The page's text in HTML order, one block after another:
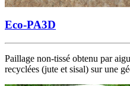
Eco-PA3D
Paillage non-tissé obtenu par
recyclées (jute et sisal) sur une